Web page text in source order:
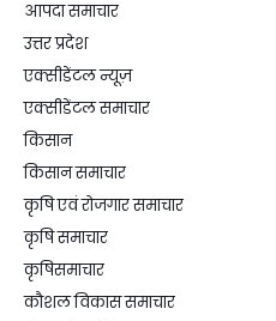
आपदा समाचार
उत्तर प्रदेश
एक्सीडेंटल न्यूज़
एक्सीडेंटल समाचार
किसान
किसान समाचार
कृषि एवं रोजगार समाचार
कृषि समाचार
कृषिसमाचार
कौशल विकास समाचार